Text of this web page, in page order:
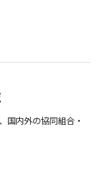
国内外の協同組合・